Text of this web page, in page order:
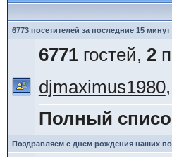
6773 посетителей за последние 15 минут
6771гостей, 2
djmaximus1980,
Полный
Поздравляем с днем рождения наших